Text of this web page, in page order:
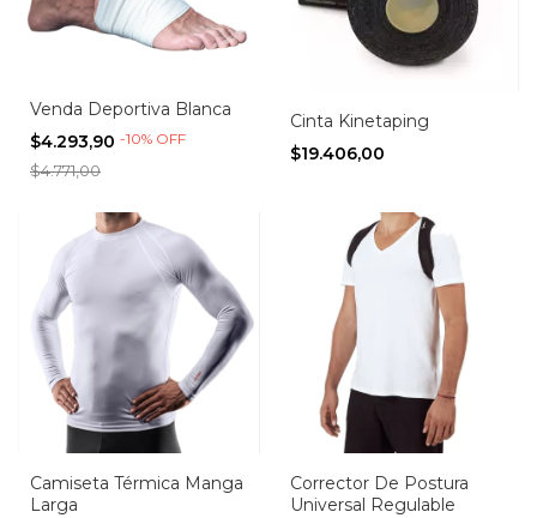
Venda Deportiva Blanca
$4.293,90 -10% OFF
$4.771,00
Cinta Kinetaping
$19.406,00
Camiseta Térmica Manga
Larga
Corrector De Postura
Universal Regulable